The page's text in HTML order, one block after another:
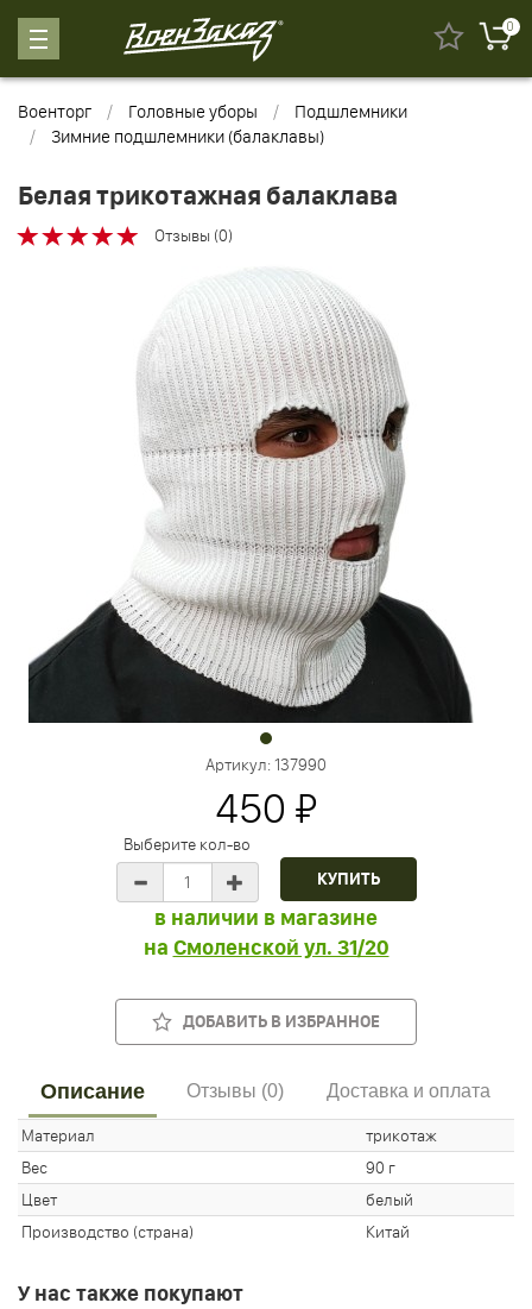
0
Военторг Головные уборы
Подшлемники
Зимние подшлемники (балаклавы)
Белая трикотажная балаклава
Отзывы (0)
Артикул:137990
450 ₽
Выберите кол-во
в наличии в магазине
на Смоленской ул. 31/20
ДОБАВИТЬ В ИЗБРАННОЕ
Описание Отзывы (0) Доставка и оплата
Материал
трикотаж
Вес
90 г
Цвет
белый
Производство (страна)
Китай
У нас также покупают